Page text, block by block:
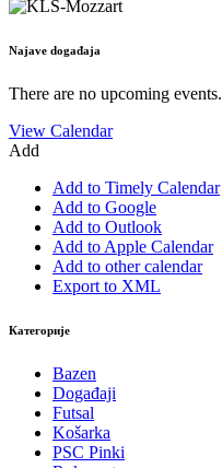
Najave događaja
There are no upcoming events.
View Calendar
Add
Add to Timely Calendar
Add to Google
Add to Outlook
Add to Apple Calendar
Add to other calendar
Export to XML
Категорије
Bazen
Događaji
Futsal
Košarka
PSC Pinki